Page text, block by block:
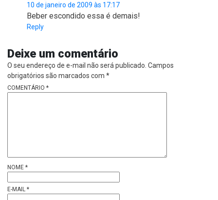
10 de janeiro de 2009 às 17:17
Beber escondido essa é demais!
Reply
Deixe um comentário
O seu endereço de e-mail não será publicado. Campos
obrigatórios são marcados com *
COMENTÁRIO *
NOME *
E-MAIL *